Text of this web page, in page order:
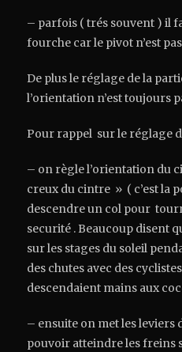
– parfois ( trés souvent ) il
fourche car le pivot n’est
De plus le réglage de la
l’orientation n’est toujours
Pour rappel sur le réglage
– on règle l’orientation du
creux du cintre » ( c’est la
descendre un col pour
securité . Beaucoup disent
sur les stages du soleil
des chutes avec des
descendaient mains aux
– ensuite on met les leviers
pouvoir atteindre les freins